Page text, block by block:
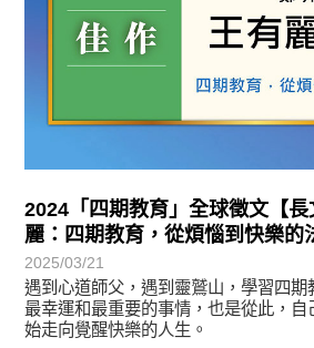
2024「四期教育」全球徵文【
麗：四期教育，從煩惱到快樂的
2025/03/21
遇到心道師父，遇到靈鷲山，學習四期
最幸運和最重要的事情，也是從此，自
始走向覺醒快樂的人生。